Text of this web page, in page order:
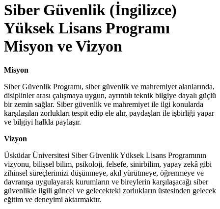
Siber Güvenlik (İngilizce)
Yüksek Lisans Programı
Misyon ve Vizyon
Misyon
Siber Güvenlik Programı, siber güvenlik ve mahremiyet alanlarında,
disiplinler arası çalışmaya uygun, ayrıntılı teknik bilgiye dayalı güçlü
bir zemin sağlar. Siber güvenlik ve mahremiyet ile ilgi konularda
karşılaşılan zorlukları tespit edip ele alır, paydaşları ile işbirliği yapar
ve bilgiyi halkla paylaşır.
Vizyon
Üsküdar Üniversitesi Siber Güvenlik Yüksek Lisans Programının
vizyonu, bilişsel bilim, psikoloji, felsefe, sinirbilim, yapay zekâ gibi
zihinsel süreçlerimizi düşünmeye, akıl yürütmeye, öğrenmeye ve
davranışa uygulayarak kurumların ve bireylerin karşılaşacağı siber
güvenlikle ilgili güncel ve gelecekteki zorlukların üstesinden gelecek
eğitim ve deneyimi aktarmaktır.